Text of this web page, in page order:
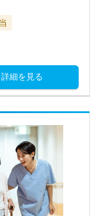
詳細を見る